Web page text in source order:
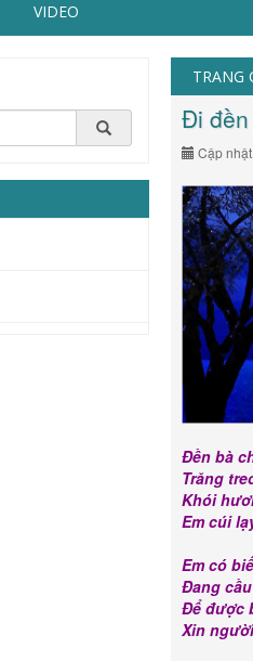
VIDEO
TRANG
Đi
Cập
Đền bà
Trăng
Khói
Em cúi
Em có
Đang
Để được
Xin